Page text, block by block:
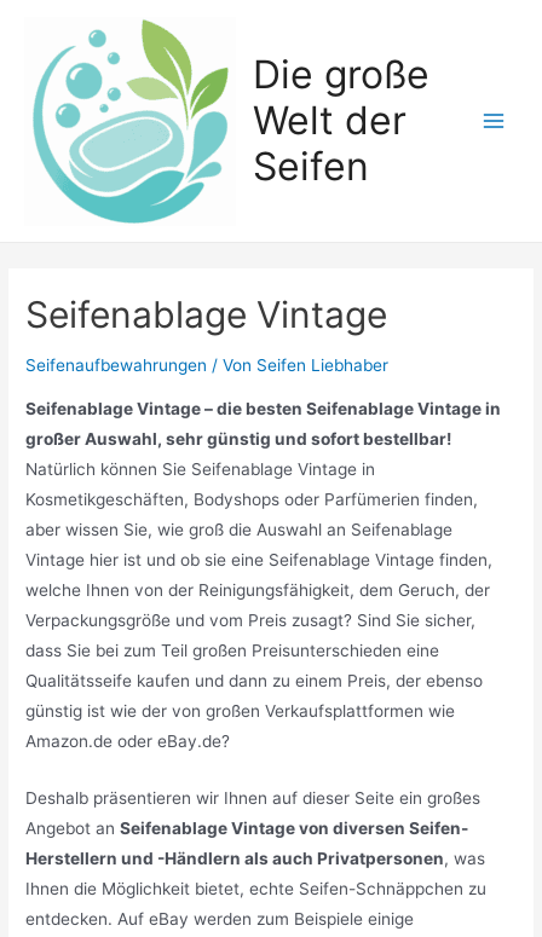
springen
Die große
Welt der
Seifen
Seifenablage Vintage
Seifenaufbewahrungen / Von Seifen Liebhaber
Seifenablage Vintage – die besten Seifenablage Vintage in
großer Auswahl, sehr günstig und sofort bestellbar!
Natürlich können Sie Seifenablage Vintage in
Kosmetikgeschäften, Bodyshops oder Parfümerien finden,
aber wissen Sie, wie groß die Auswahl an Seifenablage
Vintage hier ist und ob sie eine Seifenablage Vintage finden,
welche Ihnen von der Reinigungsfähigkeit, dem Geruch, der
Verpackungsgröße und vom Preis zusagt? Sind Sie sicher,
dass Sie bei zum Teil großen Preisunterschieden eine
Qualitätsseife kaufen und dann zu einem Preis, der ebenso
günstig ist wie der von großen Verkaufsplattformen wie
Amazon.de oder eBay.de?
Deshalb präsentieren wir Ihnen auf dieser Seite ein großes
Angebot anSeifenablage Vintage von diversen Seifen-
Herstellern und -Händlern als auch Privatpersonen, was
Ihnen die Möglichkeit bietet, echte Seifen-Schnäppchen zu
entdecken. Auf eBay werden zum Beispiele einige